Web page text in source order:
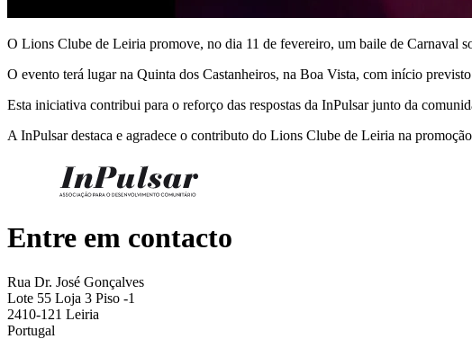
O Lions Clube de Leiria promove, no dia 11 de fevereiro, um baile de Carnaval
O evento terá lugar na Quinta dos Castanheiros, na Boa Vista, com início
Esta iniciativa contribui para o reforço das respostas da InPulsar junto da
A InPulsar destaca e agradece o contributo do Lions Clube de Leiria na
Entre em contacto
Rua Dr. José Gonçalves
Lote 55 Loja 3 Piso -1
2410-121 Leiria
Portugal